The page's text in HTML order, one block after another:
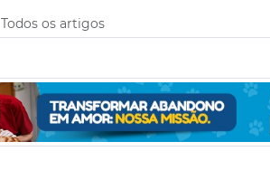
Todos os artigos